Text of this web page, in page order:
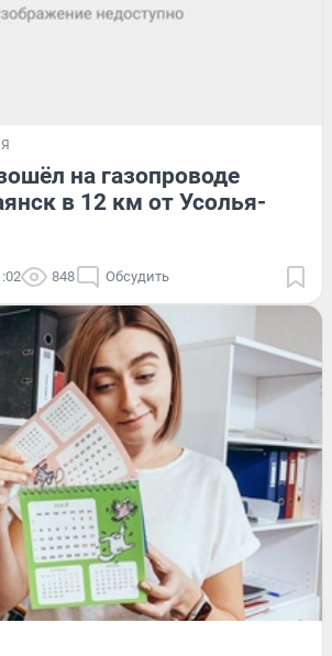
на газопроводе
в 12 км от Усолья-
848 Обсудить